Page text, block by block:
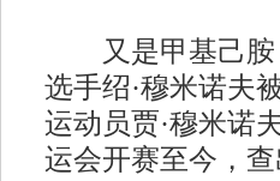
又是甲基己胺
选手绍·穆米诺夫
运动员贾·穆米诺
运会开赛至今，